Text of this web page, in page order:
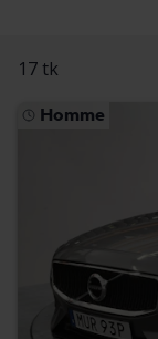
17 tk
Homme